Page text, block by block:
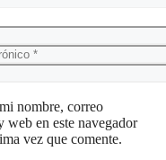
nombre, correo
web en este navegador
vez que comente.